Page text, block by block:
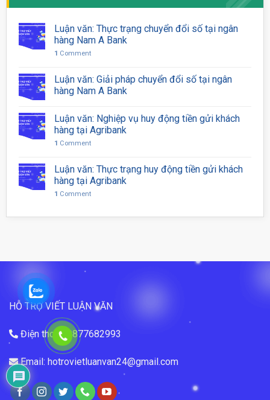
Luận văn: Thực trạng chuyển đổi số tại ngân
hàng Nam A Bank
1 Comment
Luận văn: Giải pháp chuyển đổi số tại ngân
hàng Nam A Bank
Luận văn: Nghiệp vụ huy động tiền gửi khách
hàng tại Agribank
1 Comment
Luận văn: Thực trạng huy động tiền gửi khách
hàng tại Agribank
1 Comment
HỖ TRỢ VIẾT LUẬN VĂN
Điện thoại: 0877682993
Email: hotrovietluanvan24@gmail.com